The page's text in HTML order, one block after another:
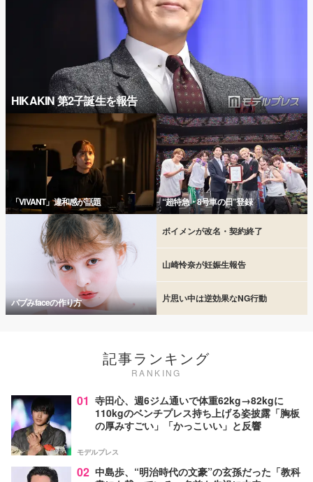
HIKAKIN 第2子誕生を報告
「VIVANT」違和感が話題 “超特急・8号車の日”登録
バブみfaceの作り方
ボイメンが改名・契約終了
山崎怜奈が妊娠生報告
片思い中は逆効果なNG行動
記事ランキング
RANKING
01 寺田心、週6ジム通いで体重62kg→82kgに
110kgのベンチプレス持ち上げる姿披露「胸板
の厚みすごい」「かっこいい」と反響
モデルプレス
02 中島歩、“明治時代の文豪”の玄孫だった「教科